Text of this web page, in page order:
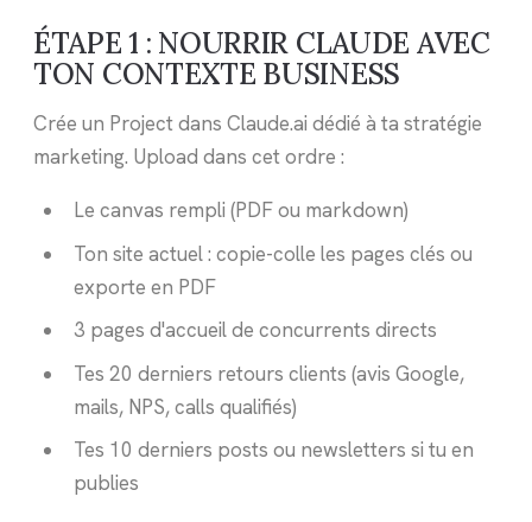
ÉTAPE 1 : NOURRIR CLAUDE AVEC
TON CONTEXTE BUSINESS
Crée un Project dans Claude.ai dédié à ta stratégie
marketing. Upload dans cet ordre :
Le canvas rempli (PDF ou markdown)
Ton site actuel : copie-colle les pages clés ou
exporte en PDF
3 pages d'accueil de concurrents directs
Tes 20 derniers retours clients (avis Google,
mails, NPS, calls qualifiés)
Tes 10 derniers posts ou newsletters si tu en
publies